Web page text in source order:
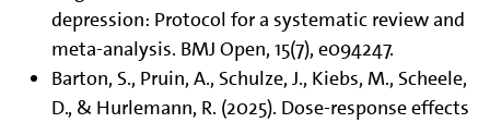
depression: Protocol for a systematic review and
meta-analysis. BMJ Open, 15(7), e094247.
Barton, S., Pruin, A., Schulze, J., Kiebs, M., Scheele,
D., & Hurlemann, R. (2025). Dose-response effects